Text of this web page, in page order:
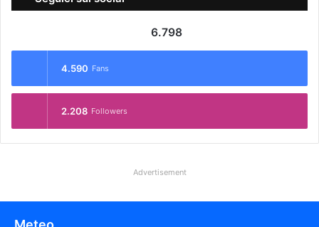
6.798
4.590 Fans
2.208 Followers
Advertisement